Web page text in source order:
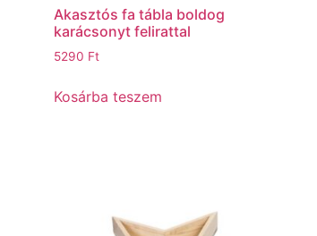
Akasztós fa tábla boldog
karácsonyt felirattal
5290 Ft
Kosárba teszem